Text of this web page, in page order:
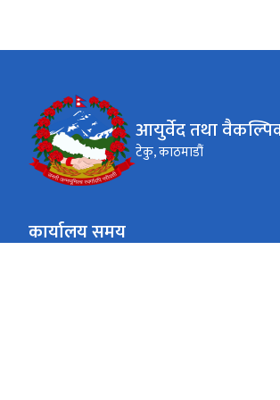
आयुर्वेद तथा
टेकु, काठमाडौं
कार्यालय समय